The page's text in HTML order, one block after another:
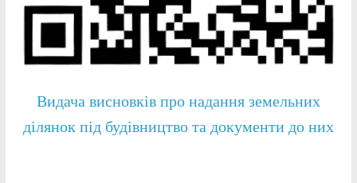
Видача висновків про надання земельних
ділянок під будівництво та документи до них